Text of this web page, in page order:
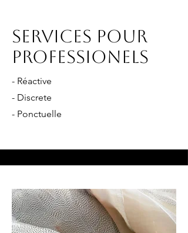
Services pour
Professionels
- Réactive
- Discrete
- Ponctuelle